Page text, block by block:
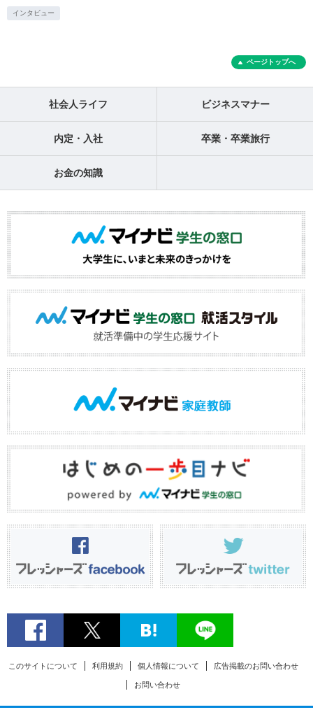
インタビュー
ページトップへ
社会人ライフ ビジネスマナー
内定・入社 卒業・卒業旅行
お金の知識
このサイトについて 利用規約 個人情報について 広告掲載のお問い合わせ
お問い合わせ